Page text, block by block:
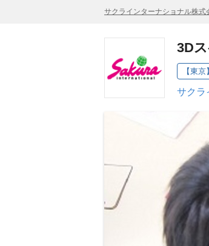
サクラインターナショナル株式
3D
【東
サクラ